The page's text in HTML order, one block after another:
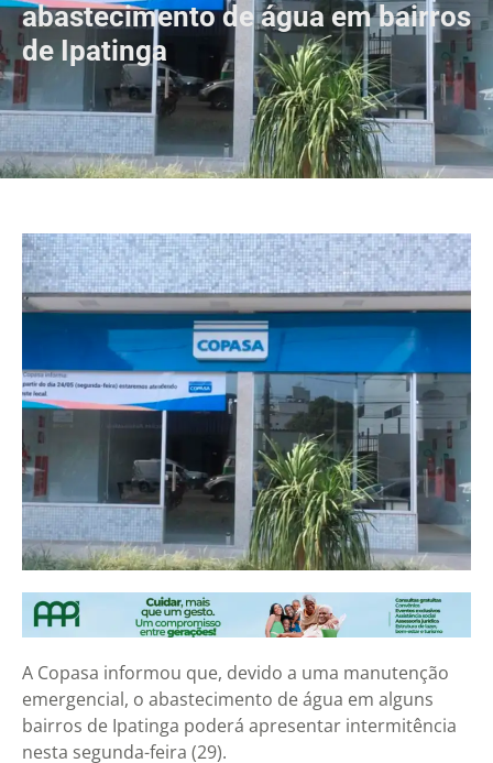
abastecimento de água em bairros
de Ipatinga
A Copasa informou que, devido a uma manutenção
emergencial, o abastecimento de água em alguns
bairros de Ipatinga poderá apresentar intermitência
nesta segunda-feira (29).